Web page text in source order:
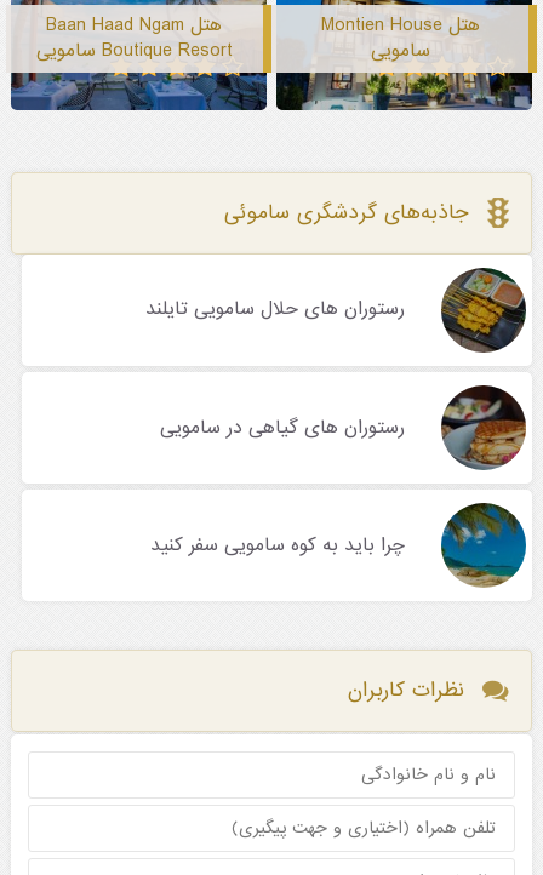
هتل Montien House
سامویی
هتل Baan Haad Ngam
Boutique Resort سامویی
جاذبه‌های گردشگری ساموئی
رستوران های حلال سامویی تایلند
رستوران های گیاهی در سامویی
چرا باید به کوه سامویی سفر کنید
نظرات کاربران